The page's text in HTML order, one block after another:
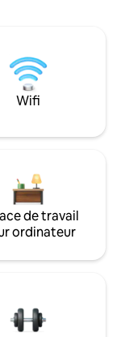
Wifi
de travail
ordinateur